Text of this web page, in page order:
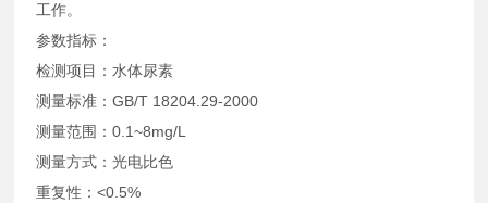
工作。
参数指标：
检测项目：水体尿素
测量标准：GB/T 18204.29-2000
测量范围：0.1~8mg/L
测量方式：光电比色
重复性：<0.5%